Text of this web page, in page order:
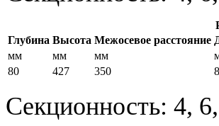
Глубина Высота Межосевое расстояние
мм
мм мм
80
427 350
Секционность: 4,